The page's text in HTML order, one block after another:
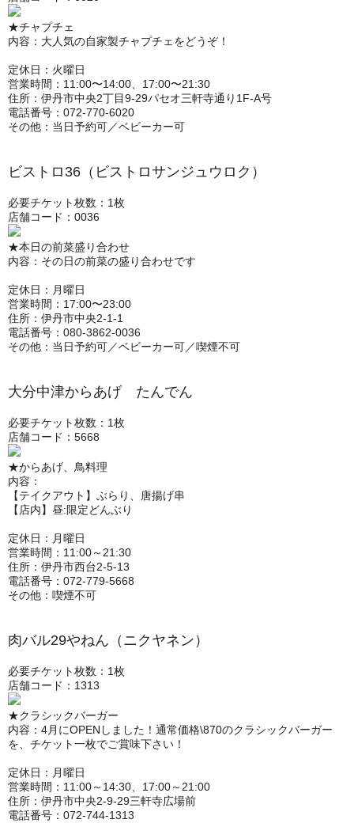
★チャプチェ
内容：大人気の自家製チャプチェをどうぞ！
定休日：火曜日
営業時間：11:00〜14:00、17:00〜21:30
住所：伊丹市中央2丁目9-29パセオ三軒寺通り1F-A号
電話番号：072-770-6020
その他：当日予約可／ベビーカー可
ビストロ36（ビストロサンジュウロク）
必要チケット枚数：1枚
店舗コード：0036
★本日の前菜盛り合わせ
内容：その日の前菜の盛り合わせです
定休日：月曜日
営業時間：17:00〜23:00
住所：伊丹市中央2-1-1
電話番号：080-3862-0036
その他：当日予約可／ベビーカー可／喫煙不可
大分中津からあげ たんでん
必要チケット枚数：1枚
店舗コード：5668
★からあげ、鳥料理
内容：
【テイクアウト】ぶらり、唐揚げ串
【店内】昼:限定どんぶり
定休日：月曜日
営業時間：11:00～21:30
住所：伊丹市西台2-5-13
電話番号：072-779-5668
その他：喫煙不可
肉バル29やねん（ニクヤネン）
必要チケット枚数：1枚
店舗コード：1313
★クラシックバーガー
内容：4月にOPENしました！通常価格\870のクラシックバーガー
を、チケット一枚でご賞味下さい！
定休日：月曜日
営業時間：11:00～14:30、17:00～21:00
住所：伊丹市中央2-9-29三軒寺広場前
電話番号：072-744-1313